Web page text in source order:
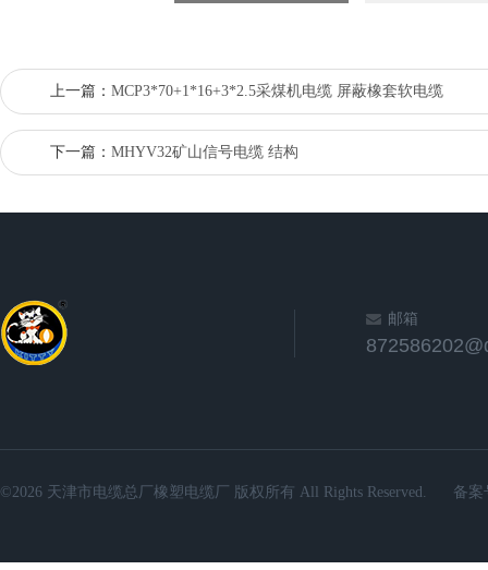
上一篇： MCP3*70+1*16+3*2.5采煤机电缆 屏蔽橡套软电缆
下一篇： MHYV32矿山信号电缆 结构
邮箱
©2026 天津市电缆总厂橡塑电缆厂 版权所有 All Rights Reserved. 备案